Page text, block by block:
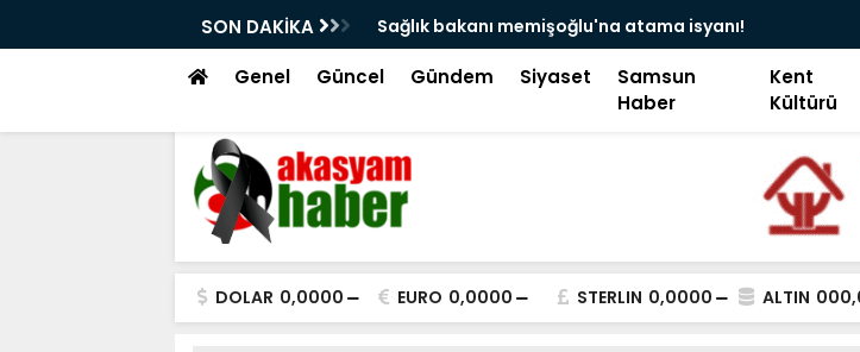
SON DAKİKA Sağlık bakanı memişoğlu'na atama isyanı!
Genel Güncel Gündem Siyaset
Samsun
Haber
Kent
Kültürü
DOLAR 0,0000 EURO 0,0000 STERLIN 0,0000 ALTIN